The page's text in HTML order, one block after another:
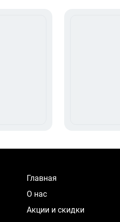
Главная
О нас
Акции и скидки